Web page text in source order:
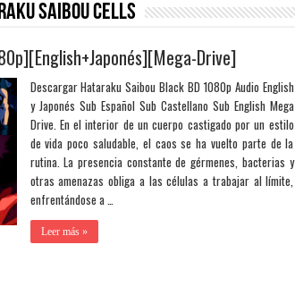
saibou cells
Drive]
Descargar Hataraku Saibou Black BD 1080p Audio English
y Japonés Sub Español Sub Castellano Sub English Mega
Drive. En el interior de un cuerpo castigado por un estilo
de vida poco saludable, el caos se ha vuelto parte de la
rutina. La presencia constante de gérmenes, bacterias y
otras amenazas obliga a las células a trabajar al límite,
enfrentándose a …
Leer más »